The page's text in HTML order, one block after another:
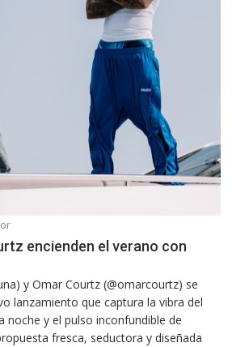
encienden el verano con
y Omar Courtz (@omarcourtz) se
lanzamiento que captura la vibra del
noche y el pulso inconfundible de
fresca, seductora y diseñada